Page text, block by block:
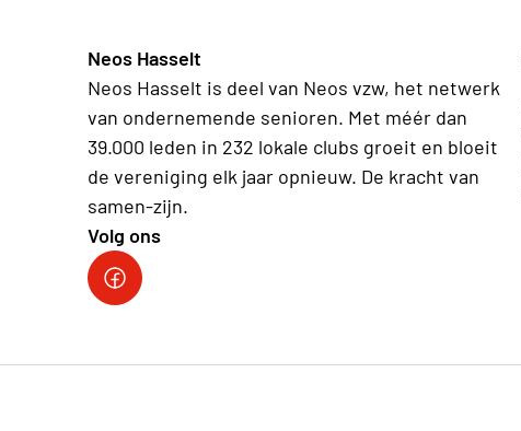
Neos Hasselt
Neos Hasselt is deel van Neos vzw, het netwerk
van ondernemende senioren. Met méér dan
39.000 leden in 232 lokale clubs groeit en bloeit
de vereniging elk jaar opnieuw. De kracht van
samen-zijn.
Volg ons
Neos Hasselt